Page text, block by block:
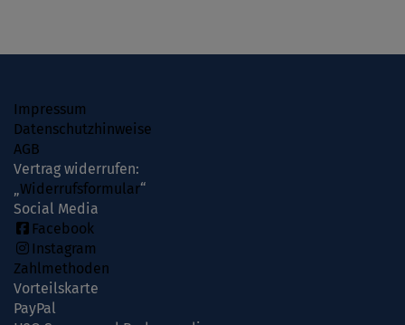
Impressum
Datenschutzhinweise
AGB
Vertrag widerrufen:
„Widerrufsformular“
Social Media
Facebook
Instagram
Zahlmethoden
Vorteilskarte
PayPal